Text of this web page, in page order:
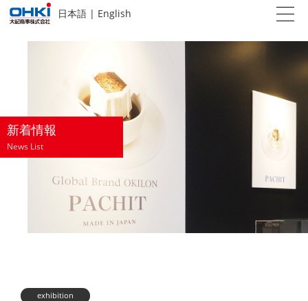
日本語 | English
新着情報
News List
exhibition